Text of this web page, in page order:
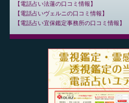
電話占い法蓮の口コミ情報
電話占いヴェルニの口コミ情報
電話占い宜保鑑定事務所の口コミ情報